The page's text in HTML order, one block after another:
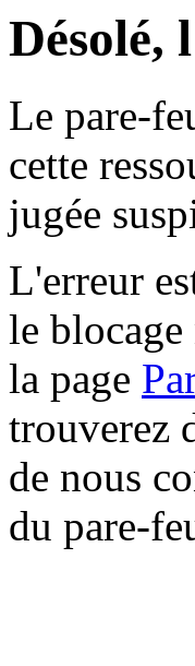
Désolé,
Le pare-
cette
jugée
L'erreur
le
la page
trouverez
de nous
du pare-